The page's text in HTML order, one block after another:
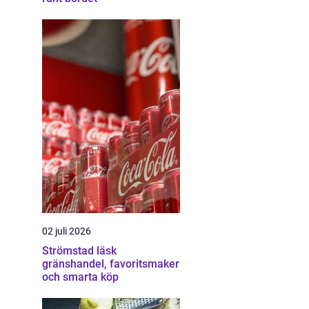
02 juli 2026
Strömstad läsk
gränshandel, favoritsmaker
och smarta köp